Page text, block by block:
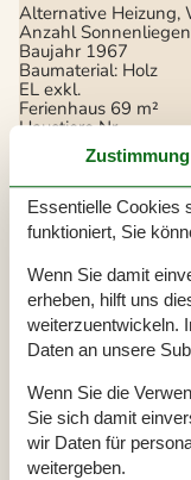
Alternative Heizung,
Anzahl Sonnenliegen
Baujahr 1967
Baumaterial: Holz
EL exkl.
Ferienhaus 69 m²
Haustiere Nr
Heizung,
Renoviert 1971
Self-Service-Check-in
Staubsauger
Wasser inkl.
Winterfest
Draußen
Gartenmöbel
Gasgrill
Grill
Naturgrundstück 890
Spielhaus
Spielzeug für
Drinnen
Zustimmung
Essentielle Cookies
funktioniert, Sie
Wenn Sie damit
erheben, hilft uns
weiterzuentwickeln.
Daten an unsere
Wenn Sie die
Sie sich damit
wir Daten für
weitergeben.